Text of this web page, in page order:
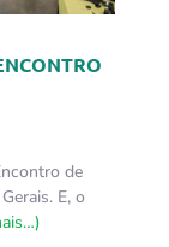
de
E, o